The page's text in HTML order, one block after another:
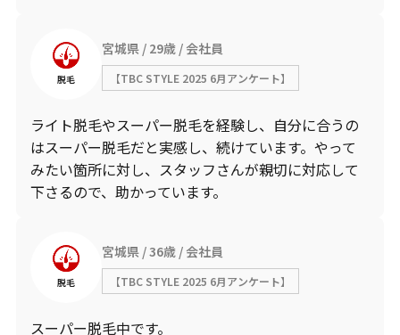
脱毛
宮城県 29歳 会社員
【TBC STYLE 2025 6月アンケート】
ライト脱毛やスーパー脱毛を経験し、自分に合うの
はスーパー脱毛だと実感し、続けています。やって
みたい箇所に対し、スタッフさんが親切に対応して
下さるので、助かっています。
脱毛
宮城県 36歳 会社員
【TBC STYLE 2025 6月アンケート】
スーパー脱毛中です。